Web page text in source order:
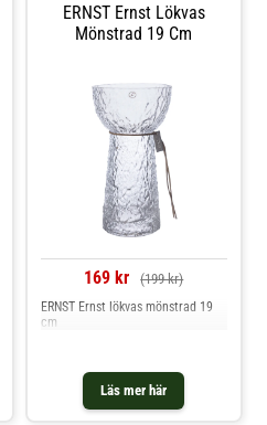
ERNST Ernst Lökvas
Mönstrad 19 Cm
169 kr (199 kr)
Läs mer här
ERNST Ernst lökvas mönstrad 19
cm